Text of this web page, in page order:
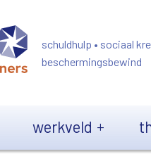
schuldhulp • sociaal
beschermingsbewind
werkveld